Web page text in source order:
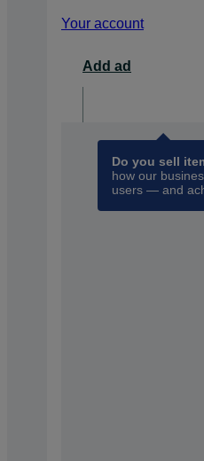
Your account
Add ad
Do you sell
how our
users — and